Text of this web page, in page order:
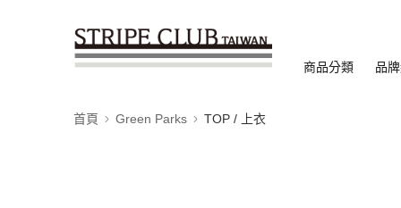
商品分類 品
首頁 Green Parks TOP / 上衣